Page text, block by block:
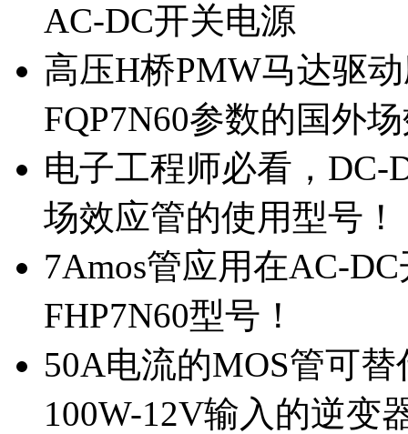
AC-DC开关电源
高压H桥PMW马达驱
FQP7N60参数的国外
电子工程师必看，DC-
场效应管的使用型号！
7Amos管应用在AC-
FHP7N60型号！
50A电流的MOS管可
100W-12V输入的逆变